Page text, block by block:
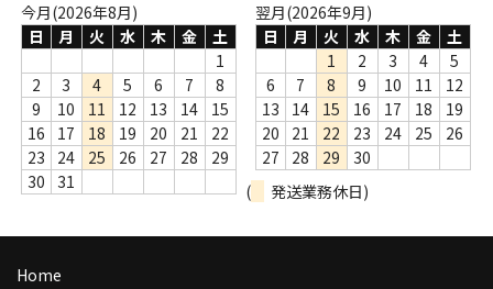
Webのみ no.3
Webのみ no.4
売り切れ
Help
今月(2026年8月)
日
月 火 水 木 金
土
1
2
3 4 5 6 7
8
9
10 11 12 13 14
15
16
17 18 19 20 21
22
23
24 25 26 27 28
29
30
31
翌月(2026年9月)
日
月 火 水 木 金
土
1
2 3 4
5
6
7 8 9 10 11
12
13
14 15 16 17 18
19
20
21 22 23 24 25
26
27
28 29
30
(
発送業務休日)
Home